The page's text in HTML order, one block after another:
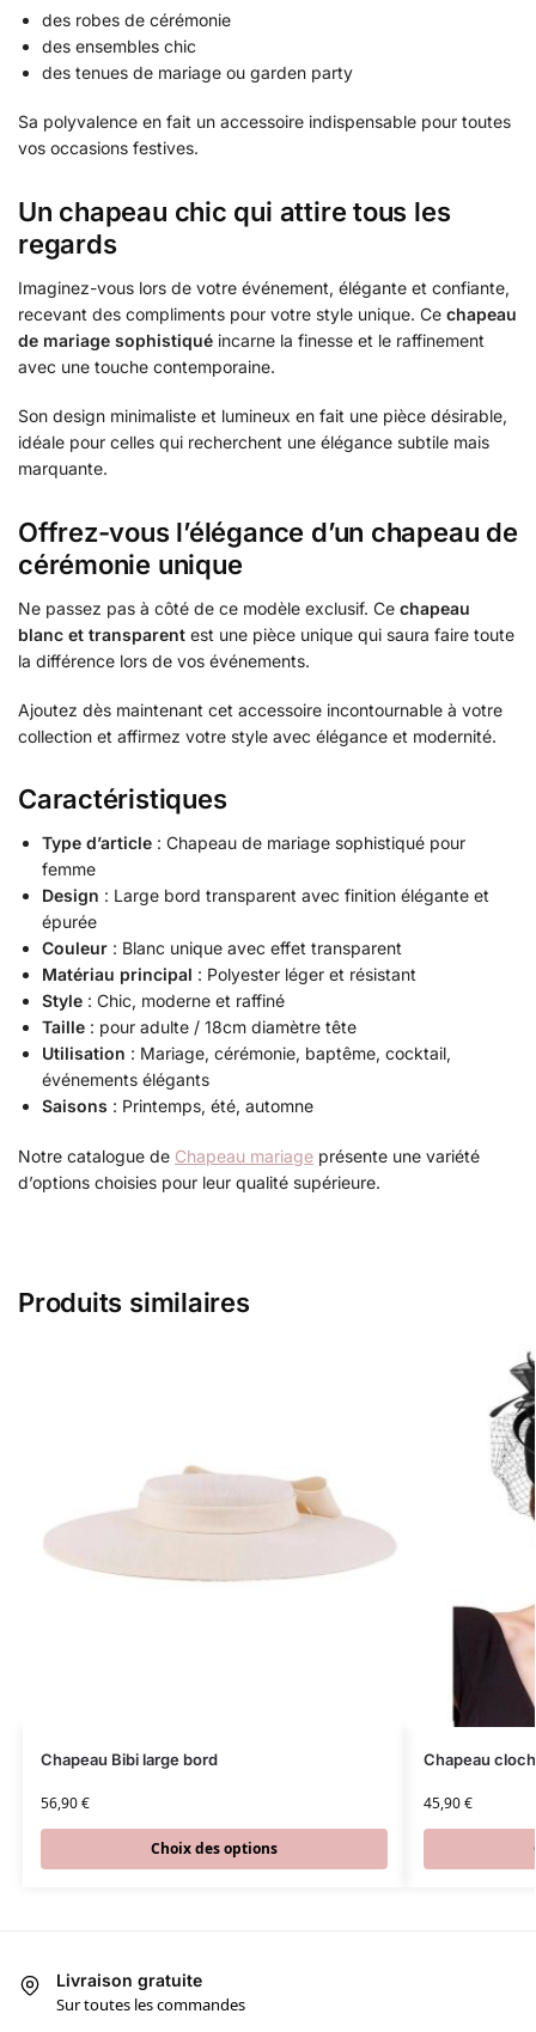
des robes de cérémonie
des ensembles chic
des tenues de mariage ou garden party
Sa polyvalence en fait un accessoire indispensable pour toutes
vos occasions festives.
Un chapeau chic qui attire tous les
regards
Imaginez-vous lors de votre événement, élégante et confiante,
recevant des compliments pour votre style unique. Ce chapeau
de mariage sophistiqué incarne la finesse et le raffinement
avec une touche contemporaine.
Son design minimaliste et lumineux en fait une pièce désirable,
idéale pour celles qui recherchent une élégance subtile mais
marquante.
Offrez-vous l’élégance d’un chapeau de
cérémonie unique
Ne passez pas à côté de ce modèle exclusif. Ce chapeau
blanc et transparent est une pièce unique qui saura faire toute
la différence lors de vos événements.
Ajoutez dès maintenant cet accessoire incontournable à votre
collection et affirmez votre style avec élégance et modernité.
Caractéristiques
Type d’article : Chapeau de mariage sophistiqué pour
femme
Design : Large bord transparent avec finition élégante et
épurée
Couleur : Blanc unique avec effet transparent
Matériau principal : Polyester léger et résistant
Style : Chic, moderne et raffiné
Taille : pour adulte / 18cm diamètre tête
Utilisation : Mariage, cérémonie, baptême, cocktail,
événements élégants
Saisons : Printemps, été, automne
Notre catalogue de Chapeau mariage présente une variété
d’options choisies pour leur qualité supérieure.
Produits similaires
Chapeau Bibi large bord
56,90€
Choix des options
Chapeau
45,90€
Livraison gratuite
Sur toutes les commandes